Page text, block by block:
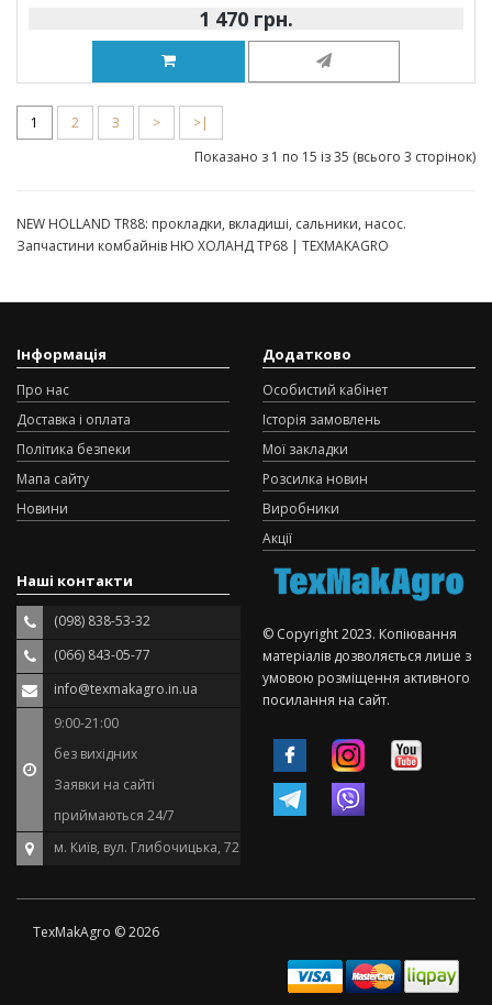
1 470 грн.
1 2 3 >
>|
Показано з 1 по 15 із 35 (всього 3 сторінок)
NEW HOLLAND TR88: прокладки, вкладиші, сальники, насос.
Запчастини комбайнів НЮ ХОЛАНД ТР68 | TEXMAKAGRO
Інформація
Про нас
Доставка і оплата
Політика безпеки
Мапа сайту
Новини
Додатково
Особистий кабінет
Історія замовлень
Мої закладки
Розсилка новин
Виробники
Акції
Наші контакти
(098) 838-53-32
(066) 843-05-77
info@texmakagro.in.ua
9:00-21:00
без вихідних
Заявки на сайті
приймаються 24/7
м. Київ, вул. Глибочицька, 72
© Copyright 2023. Копіювання
матеріалів дозволяється лише з
умовою розміщення активного
посилання на сайт.
TexMakAgro © 2026